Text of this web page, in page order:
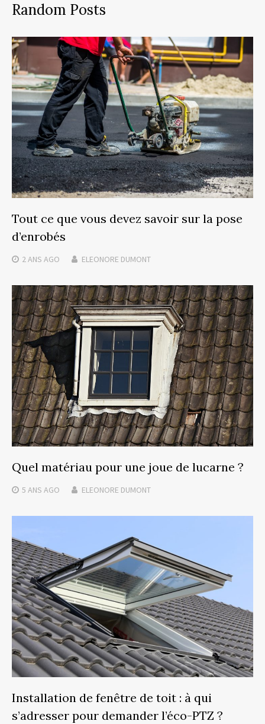
Random Posts
Tout ce que vous devez savoir sur la pose
d’enrobés
2 ANS AGO ELEONORE DUMONT
Quel matériau pour une joue de lucarne ?
5 ANS AGO ELEONORE DUMONT
Installation de fenêtre de toit : à qui
s’adresser pour demander l’éco-PTZ ?